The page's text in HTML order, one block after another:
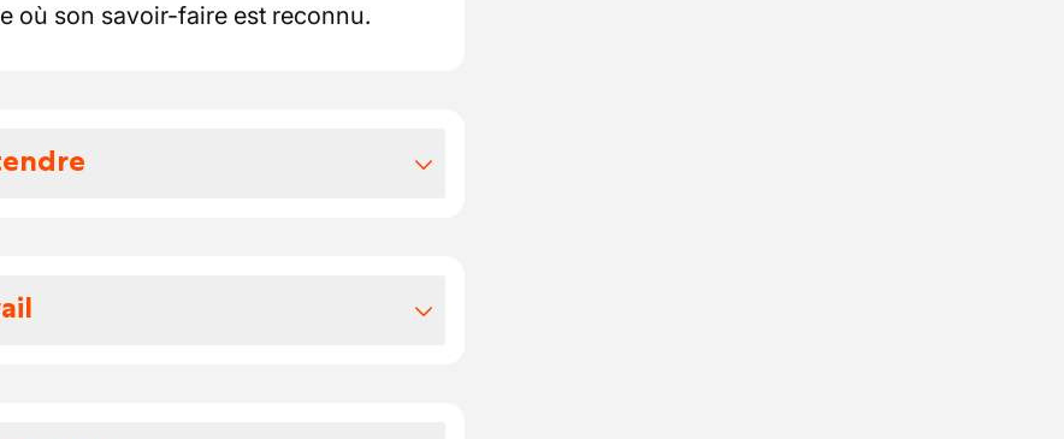
où son savoir-faire est reconnu.
salaire se situe entre 18,39 et